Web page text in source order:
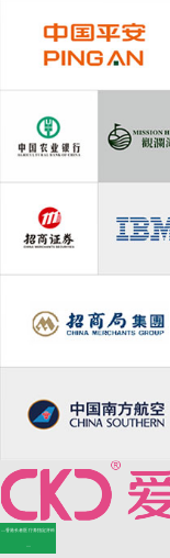
—香港长者医疗券指定牙科